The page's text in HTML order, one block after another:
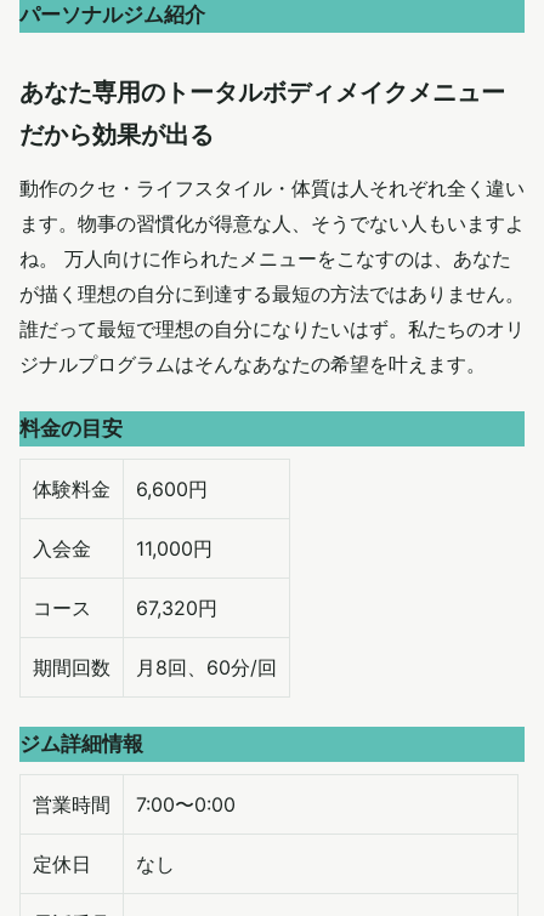
パーソナルジム紹介
あなた専用のトータルボディメイクメニュー
だから効果が出る
動作のクセ・ライフスタイル・体質は人それぞれ全く違い
ます。物事の習慣化が得意な人、そうでない人もいますよ
ね。 万人向けに作られたメニューをこなすのは、あなた
が描く理想の自分に到達する最短の方法ではありません。
誰だって最短で理想の自分になりたいはず。私たちのオリ
ジナルプログラムはそんなあなたの希望を叶えます。
料金の目安
体験料金 6,600円
入会金 11,000円
コース 67,320円
期間回数 月8回、60分/回
ジム詳細情報
営業時間 7:00〜0:00
定休日 なし